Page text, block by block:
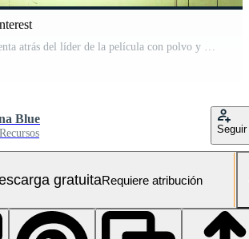
film fx1051 - cuenta atrás del líder de la película con polvo y arañazos Vídeo Gratis
Blue
Seguir
gratuitaRequiere atribución